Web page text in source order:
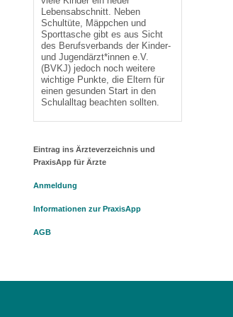
Lebensabschnitt. Neben
Schultüte, Mäppchen und
Sporttasche gibt es aus Sicht
des Berufsverbands der Kinder-
und Jugendärzt*innen e.V.
(BVKJ) jedoch noch weitere
wichtige Punkte, die Eltern für
einen gesunden Start in den
Schulalltag beachten sollten.
Eintrag ins Ärzteverzeichnis und
PraxisApp für Ärzte
Anmeldung
Informationen zur PraxisApp
AGB